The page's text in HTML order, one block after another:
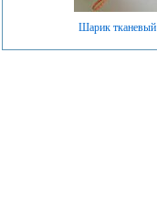
Шарик тканевый